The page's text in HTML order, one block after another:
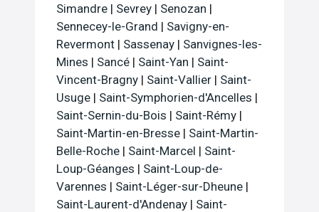
Simandre | Sevrey | Senozan |
Sennecey-le-Grand | Savigny-en-
Revermont | Sassenay | Sanvignes-les-
Mines | Sancé | Saint-Yan | Saint-
Vincent-Bragny | Saint-Vallier | Saint-
Usuge | Saint-Symphorien-d'Ancelles |
Saint-Sernin-du-Bois | Saint-Rémy |
Saint-Martin-en-Bresse | Saint-Martin-
Belle-Roche | Saint-Marcel | Saint-
Loup-Géanges | Saint-Loup-de-
Varennes | Saint-Léger-sur-Dheune |
Saint-Laurent-d'Andenay | Saint-